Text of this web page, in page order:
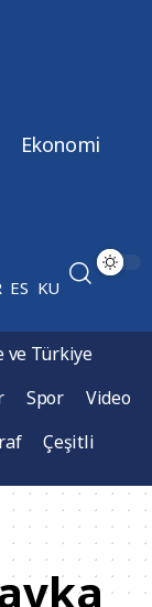
Ekonomi
ES KU
ve Türkiye
Spor
Video
Çeşitli